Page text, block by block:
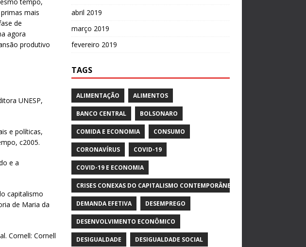
tempo,
mais
de
agora
produtivo
UNESP,
e políticas,
c2005.
e a
capitalismo
de Maria da
Cornell: Cornell
abril 2019
março 2019
fevereiro 2019
TAGS
ALIMENTAÇÃO ALIMENTOS
BANCO CENTRAL BOLSONARO
COMIDA E ECONOMIA CONSUMO
CORONAVÍRUS COVID-19
COVID-19 E ECONOMIA
CRISES CONEXAS DO CAPITALISMO CONTEMPORÂNEO
DEMANDA EFETIVA DESEMPREGO
DESENVOLVIMENTO ECONÔMICO
DESIGUALDADE DESIGUALDADE SOCIAL